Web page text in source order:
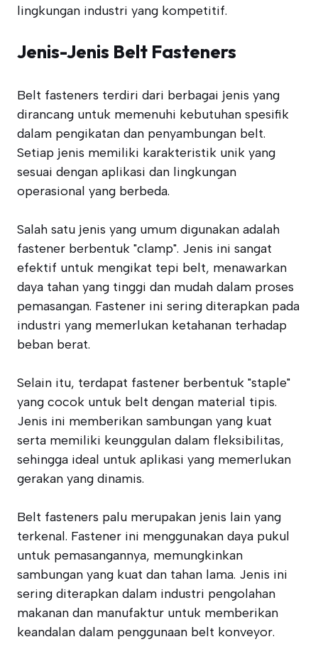
lingkungan industri yang kompetitif.
Jenis-Jenis Belt Fasteners
Belt fasteners terdiri dari berbagai jenis yang
dirancang untuk memenuhi kebutuhan spesifik
dalam pengikatan dan penyambungan belt.
Setiap jenis memiliki karakteristik unik yang
sesuai dengan aplikasi dan lingkungan
operasional yang berbeda.
Salah satu jenis yang umum digunakan adalah
fastener berbentuk "clamp". Jenis ini sangat
efektif untuk mengikat tepi belt, menawarkan
daya tahan yang tinggi dan mudah dalam proses
pemasangan. Fastener ini sering diterapkan pada
industri yang memerlukan ketahanan terhadap
beban berat.
Selain itu, terdapat fastener berbentuk "staple"
yang cocok untuk belt dengan material tipis.
Jenis ini memberikan sambungan yang kuat
serta memiliki keunggulan dalam fleksibilitas,
sehingga ideal untuk aplikasi yang memerlukan
gerakan yang dinamis.
Belt fasteners palu merupakan jenis lain yang
terkenal. Fastener ini menggunakan daya pukul
untuk pemasangannya, memungkinkan
sambungan yang kuat dan tahan lama. Jenis ini
sering diterapkan dalam industri pengolahan
makanan dan manufaktur untuk memberikan
keandalan dalam penggunaan belt konveyor.